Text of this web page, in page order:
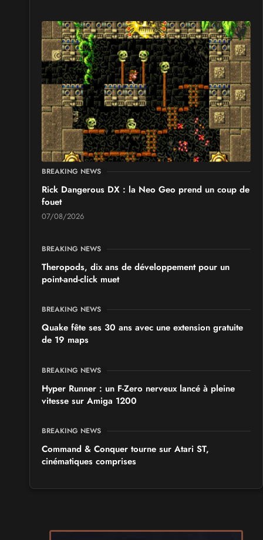
BREAKING NEWS
Rick Dangerous DX : la Neo Geo prend un coup de
fouet
07/08/2026
BREAKING NEWS
Theropods, dix ans de développement pour un
point-and-click muet
BREAKING NEWS
Quake fête ses 30 ans avec une extension gratuite
de 19 maps
BREAKING NEWS
Hyper Runner : un F-Zero nerveux lancé à pleine
vitesse sur Amiga 1200
BREAKING NEWS
Command & Conquer tourne sur Atari ST,
cinématiques comprises